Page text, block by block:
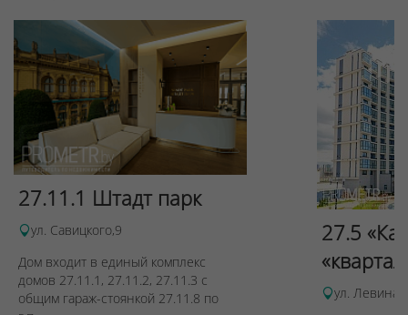
27.11.1 Штадт парк
ул. Савицкого,9
Дом входит в единый комплекс
домов 27.11.1, 27.11.2, 27.11.3 с
общим гараж-стоянкой 27.11.8 по
27.5
ул. Левина,